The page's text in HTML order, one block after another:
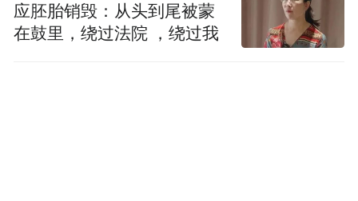
应胚胎销毁：从头到尾被蒙
在鼓里，绕过法院 ，绕过我